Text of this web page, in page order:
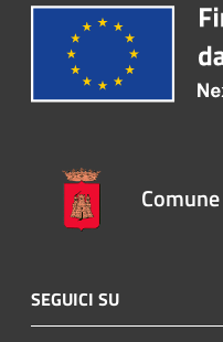
SEGUICI SU